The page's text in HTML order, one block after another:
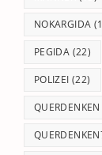
NOKARGIDA
PEGIDA (22)
POLIZEI (22)
QUERDENKEN